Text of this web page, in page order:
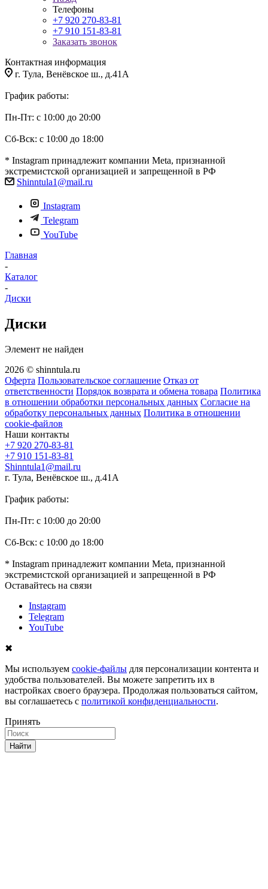
Телефоны
+7 920 270-83-81
+7 910 151-83-81
Заказать звонок
Контактная информация
г. Тула, Венёвское ш., д.41А
График работы:
Пн-Пт: с 10:00 до 20:00
Сб-Вск: с 10:00 до 18:00
* Instagram принадлежит компании Meta, признанной
экстремистской организацией и запрещенной в РФ
Shinntula1@mail.ru
Instagram
Telegram
YouTube
Главная
-
Каталог
-
Диски
Диски
Элемент не найден
2026 © shinntula.ru
Оферта Пользовательское соглашение Отказ от
ответственности Порядок возврата и обмена товара Политика
в отношении обработки персональных данных Согласие на
обработку персональных данных Политика в отношении
cookie-файлов
Наши контакты
+7 920 270-83-81
+7 910 151-83-81
Shinntula1@mail.ru
г. Тула, Венёвское ш., д.41А
График работы:
Пн-Пт: с 10:00 до 20:00
Сб-Вск: с 10:00 до 18:00
* Instagram принадлежит компании Meta, признанной
экстремистской организацией и запрещенной в РФ
Оставайтесь на связи
Instagram
Telegram
YouTube
✖
Мы используем cookie-файлы для персонализации контента и
удобства пользователей. Вы можете запретить их в
настройках своего браузера. Продолжая пользоваться сайтом,
вы соглашаетесь с политикой конфиденциальности.
Принять
Найти